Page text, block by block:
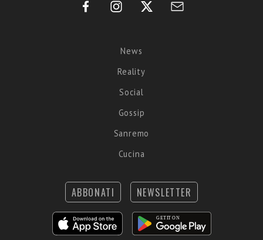
News
Reality
Social
Gossip
Sanremo
Cucina
ABBONATI NEWSLETTER